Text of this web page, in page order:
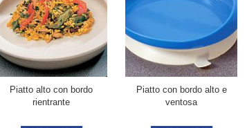
Piatto alto con bordo
rientrante
Piatto con bordo alto e
ventosa